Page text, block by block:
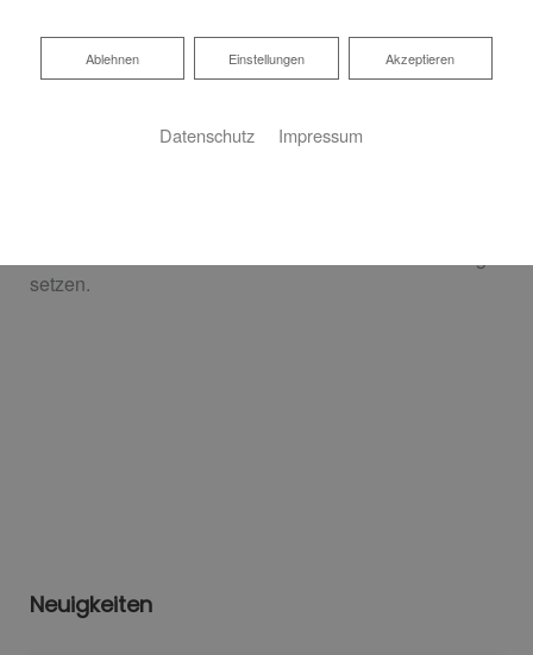
setzen.
Neuigkeiten
Akzeptieren
Einstellungen
Ablehnen
Ablehnen
Datenschutz Impressum